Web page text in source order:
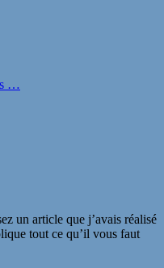
…
un article que j’avais réalisé
tout ce qu’il vous faut